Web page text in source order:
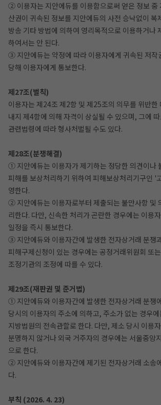
② 이용자는 지안에듀를 이용함으로써 얻은 정보 중
산권이 귀속된 정보를 지안에듀의 사전 승낙없이 복
방송 기타 방법에 의하여 영리목적으로 이용하거나
하여서는 안 된다.
③ 지안에듀는 약정에 따라 이용자에게 귀속된 저작
당해 이용자에게 통보한다.
제27조(벌칙)
이용자는 제24조 제2항 및 제25조의 의무를 위반한
내지 제4항에 의해 자격이 상실될 수 있으며, 그에
관련법령에 따라 형사처벌될 수도 있다.
제28조(분쟁해결)
① 지안에듀는 이용자가 제기하는 정당한 의견이나
피해를 보상처리하기 위하여 피해보상처리기구인 '
영한다.
② 지안에듀는 이용자로부터 제출되는 불만사항 및
리한다. 다만, 신속한 처리가 곤란한 경우에는 이용
일정을 즉시 통보한다.
③ 지안에듀와 이용자간에 발생한 전자상거래 분쟁
피해구제신청이 있는 경우에는 공정거래위원회 또
조정기관의 조정에 따를 수 있다.
제29조(재판권 및 준거법)
① 지안에듀와 이용자간에 발생한 전자상거래 분쟁
당시의 이용자의 주소에 의하고, 주소가 없는 경우
지방법원의 전속관할로 한다. 다만, 제소 당시 이용
분명하지 않거나 외국 거주자의 경우에는 서울중앙
으로 한다.
② 지안에듀와 이용자간에 제기된 전자상거래 소송
다.
부칙 (2026. 4. 23)